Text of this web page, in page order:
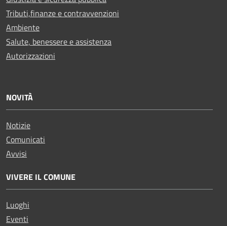
Tributi,finanze e contravvenzioni
Ambiente
Salute, benessere e assistenza
Autorizzazioni
NOVITÀ
Notizie
Comunicati
Avvisi
VIVERE IL COMUNE
Luoghi
Eventi